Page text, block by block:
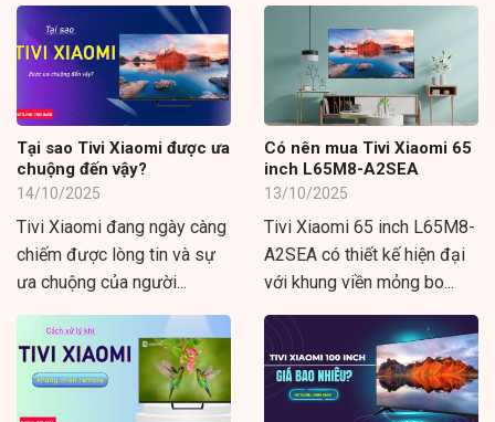
Tại sao Tivi Xiaomi được ưa
chuộng đến vậy?
14/10/2025
Tivi Xiaomi đang ngày càng
chiếm được lòng tin và sự
ưa chuộng của người...
Có nên mua Tivi Xiaomi 65
inch L65M8-A2SEA
13/10/2025
Tivi Xiaomi 65 inch L65M8-
A2SEA có thiết kế hiện đại
với khung viền mỏng bo...